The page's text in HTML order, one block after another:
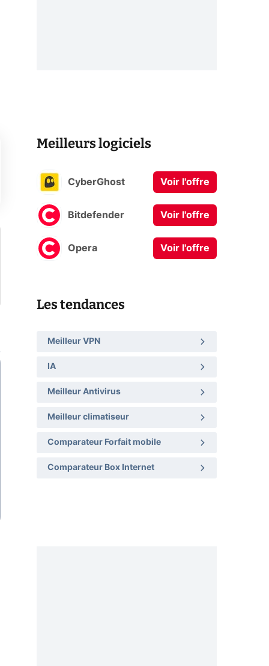
Meilleurs logiciels
CyberGhost Voir l'offre
Bitdefender Voir l'offre
Opera Voir l'offre
Les tendances
Meilleur VPN
IA
Meilleur Antivirus
Meilleur climatiseur
Comparateur Forfait mobile
Comparateur Box Internet